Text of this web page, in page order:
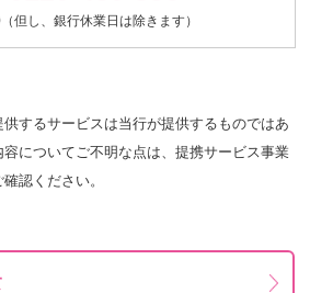
但し、銀行休業日は除きます）
するサービスは当行が提供するものではあ
についてご不明な点は、提携サービス事業
認ください。